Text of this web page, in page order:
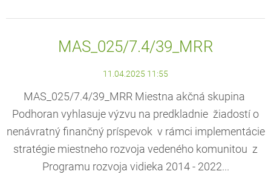
MAS_025/7.4/39_MRR
11.04.2025 11:55
MAS_025/7.4/39_MRR Miestna akčná skupina
Podhoran vyhlasuje výzvu na predkladnie žiadostí o
nenávratný finančný príspevok v rámci implementácie
stratégie miestneho rozvoja vedeného komunitou z
Programu rozvoja vidieka 2014 - 2022...